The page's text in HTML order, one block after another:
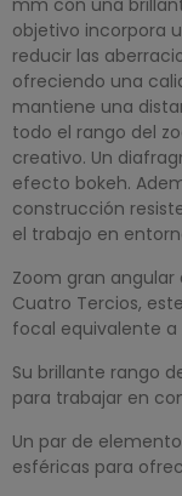
objetivo incorpora
reducir las
ofreciendo una
mantiene una
todo el rango del
creativo. Un
efecto bokeh.
construcción
el trabajo en
Zoom gran
Cuatro Tercios,
focal equivalente
Su brillante rango
para trabajar en
Un par de
esféricas para